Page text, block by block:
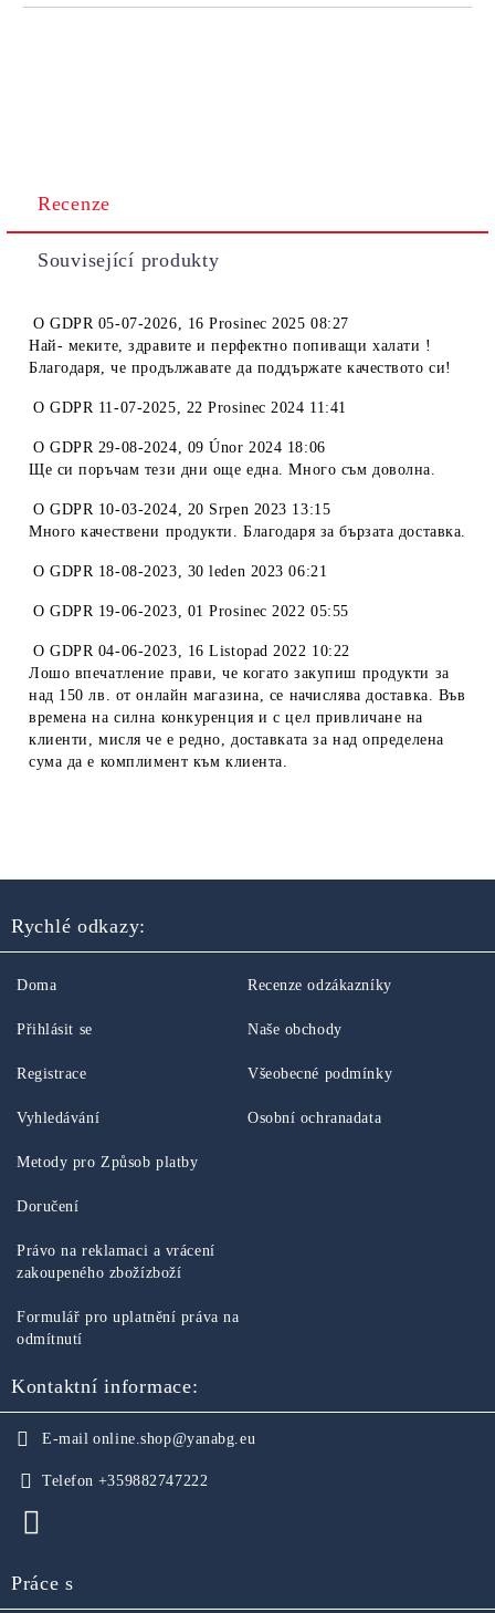
Recenze
Související produkty
OGDPR 05-07-2026, 16 Prosinec 2025 08:27
Най- меките, здравите и перфектно попиващи халати !
Благодаря, че продължавате да поддържате качеството си!
OGDPR 11-07-2025, 22 Prosinec 2024 11:41
OGDPR 29-08-2024, 09 Únor 2024 18:06
Ще си поръчам тези дни още една. Много съм доволна.
OGDPR 10-03-2024, 20 Srpen 2023 13:15
Много качествени продукти. Благодаря за бързата доставка.
OGDPR 18-08-2023, 30 leden 2023 06:21
OGDPR 19-06-2023, 01 Prosinec 2022 05:55
OGDPR 04-06-2023, 16 Listopad 2022 10:22
Лошо впечатление прави, че когато закупиш продукти за
над 150 лв. от онлайн магазина, се начислява доставка. Във
времена на силна конкуренция и с цел привличане на
клиенти, мисля че е редно, доставката за над определена
сума да е комплимент към клиента.
Rychlé odkazy:
Doma
Přihlásit se
Registrace
Vyhledávání
Recenze odzákazníky
Naše obchody
Všeobecné podmínky
Osobní ochranadata
Metody pro Způsob platby
Doručení
Právo na reklamaci a vrácení
zakoupeného zbožízboží
Formulář pro uplatnění práva na
odmítnutí
Kontaktní informace:
E-mail online.shop@yanabg.eu
Telefon +359882747222
Práce s